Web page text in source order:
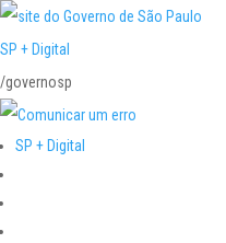
SP + Digital
/governosp
SP + Digital